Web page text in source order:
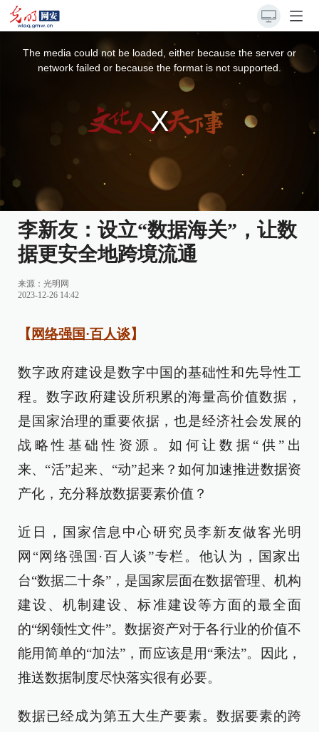
The media could not be loaded, either because the server or
network failed or because the format is not supported.
李新友：设立“数据海关”，让数
据更安全地跨境流通
来源： 光明网
2023-12-26 14:42
【 网络强国·百人谈】
数字政府建设是数字中国的基础性和先导性工
程。数字政府建设所积累的海量高价值数据，
是国家治理的重要依据，也是经济社会发展的
战略性基础性资源。如何让数据“供”出
来、“活”起来、“动”起来？如何加速推进数据资
产化，充分释放数据要素价值？
近日，国家信息中心研究员李新友做客光明
网“网络强国·百人谈”专栏。他认为，国家出
台“数据二十条”，是国家层面在数据管理、机构
建设、机制建设、标准建设等方面的最全面
的“纲领性文件”。数据资产对于各行业的价值不
能用简单的“加法”，而应该是用“乘法”。因此，
推送数据制度尽快落实很有必要。
数据已经成为第五大生产要素。数据要素的跨